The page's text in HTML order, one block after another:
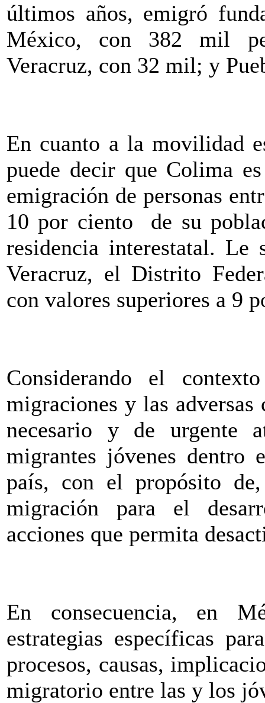
últimos años, emigró
México, con 382 mil
Veracruz, con 32 mil; y
En cuanto a la movilidad
puede decir que Colima
emigración de personas
10 por ciento
de su
residencia interestatal. Le
Veracruz, el Distrito
con valores superiores a 9
Considerando el
migraciones y las
necesario y de urgente
migrantes jóvenes dentro
país, con el propósito
migración para el
acciones que permita
En consecuencia, en
estrategias específicas
procesos, causas,
migratorio entre las y los